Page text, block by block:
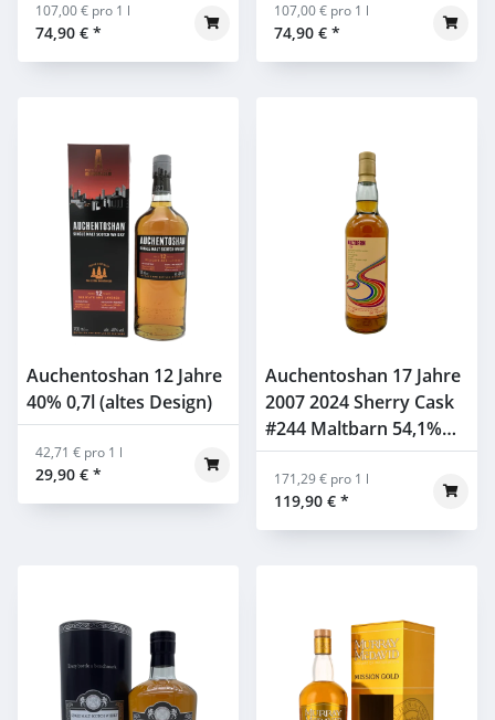
74,90 € *
107,00 € pro 1 l
56,9% 0,7l
74,90 € *
107,00 € pro 1 l
Auchentoshan 12 Jahre
40% 0,7l (altes Design)
29,90 € *
42,71 € pro 1 l
Auchentoshan 17 Jahre
2007 2024 Sherry Cask
#244 Maltbarn 54,1%
0,7l
119,90 € *
171,29 € pro 1 l